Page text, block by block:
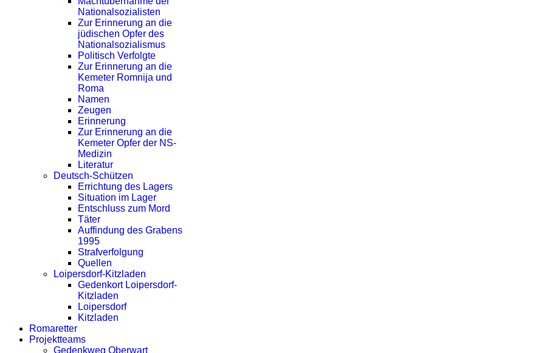
Nationalsozialisten
Zur Erinnerung an die
jüdischen Opfer des
Nationalsozialismus
Politisch Verfolgte
Zur Erinnerung an die
Kemeter Romnija und
Roma
Namen
Zeugen
Erinnerung
Zur Erinnerung an die
Kemeter Opfer der NS-
Medizin
Literatur
Deutsch-Schützen
Errichtung des Lagers
Situation im Lager
Entschluss zum Mord
Täter
Auffindung des Grabens
1995
Strafverfolgung
Quellen
Loipersdorf-Kitzladen
Gedenkort Loipersdorf-
Kitzladen
Loipersdorf
Kitzladen
Romaretter
Projektteams
Gedenkweg Oberwart